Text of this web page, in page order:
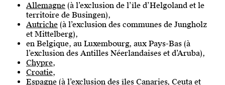
Allemagne (à l’exclusion de l’île d’Helgoland et le
territoire de Busingen),
Autriche (à l’exclusion des communes de Jungholz
et Mittelberg),
en Belgique, au Luxembourg, aux Pays-Bas (à
l’exclusion des Antilles Néerlandaises et d’Aruba),
Chypre,
Croatie,
Espagne (à l’exclusion des îles Canaries, Ceuta et